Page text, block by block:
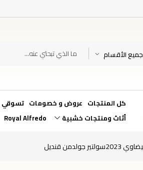
جميع الأقسام
كل المنتجات عروض و خصومات تسوقي
أثاث ومنتجات خشبية
Royal Alfredo